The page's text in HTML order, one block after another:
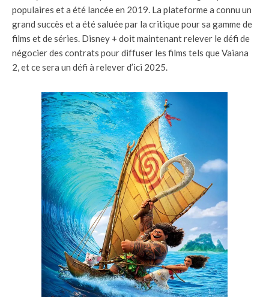
populaires et a été lancée en 2019. La plateforme a connu un
grand succès et a été saluée par la critique pour sa gamme de
films et de séries. Disney + doit maintenant relever le défi de
négocier des contrats pour diffuser les films tels que Vaiana
2, et ce sera un défi à relever d’ici 2025.